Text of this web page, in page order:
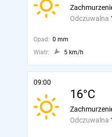
Odczuwalna
Opad: 0 mm
Wiatr:
5 km/h
09:00
16°C
Odczuwalna